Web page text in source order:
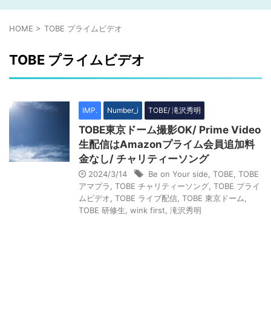
HOME > TOBE プライムビデオ
TOBE プライムビデオ
IMP. Number_i TOBE/ 滝沢秀明
TOBE東京ドーム撮影OK/ Prime Video
生配信はAmazonプライム会員追加料
金なし/ チャリティーソング
2024/3/14 Be on Your side TOBE TOBE
アマプラ
TOBE チャリティーソング TOBE プライ
ムビデオ TOBE ライブ配信 TOBE 東京ドーム
TOBE 研修生 wink first 滝沢秀明